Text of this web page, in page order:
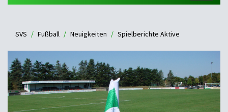
SVS Fußball Neuigkeiten Spielberichte Aktive